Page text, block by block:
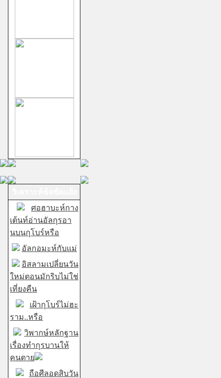
ศอฮาบะห์กาง
เต้นท์อ่านอัลกุรอา
นบนกุโบร์หรือ
อัลกอมะห์กับแม่
อิสลามเปลี่ยนวัน
ใหม่ตอนมักริบไม่ใช่
เที่ยงคืน
เฝ้ากุโบร์ไม่ฮะ
ราม..หรือ
วิพากษ์หลักฐาน
เรื่องทำกุรบานให้
คนตาย
ถือศีลอดสิบวัน